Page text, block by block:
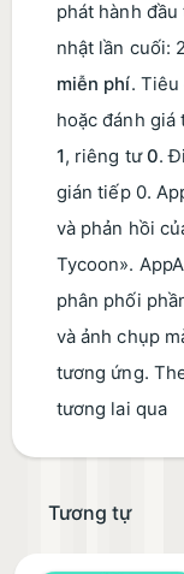
phát hành đầu
nhật lần cuối:
miễn phí. Tiêu
hoặc đánh giá
1, riêng tư0.
gián tiếp 0.
và phản hồi
Tycoon».
phân phối
và ảnh chụp
tương ứng.
tương lai qua
Tương tự